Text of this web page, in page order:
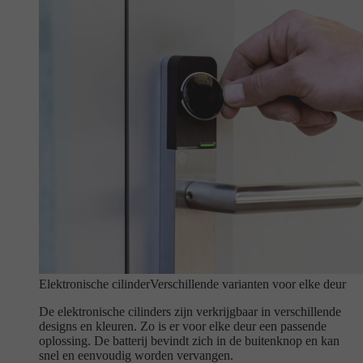
Elektronische cilinderVerschillende varianten voor elke deur
De elektronische cilinders zijn verkrijgbaar in verschillende
designs en kleuren. Zo is er voor elke deur een passende
oplossing. De batterij bevindt zich in de buitenknop en kan
snel en eenvoudig worden vervangen.